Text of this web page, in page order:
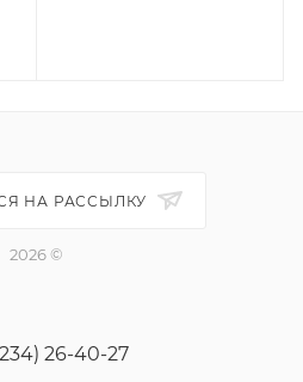
НА РАССЫЛКУ
2026 ©
26-40-27